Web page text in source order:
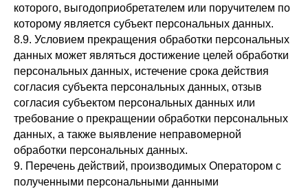
которого, выгодоприобретателем или поручителем по
которому является субъект персональных данных.
8.9. Условием прекращения обработки персональных
данных может являться достижение целей обработки
персональных данных, истечение срока действия
согласия субъекта персональных данных, отзыв
согласия субъектом персональных данных или
требование о прекращении обработки персональных
данных, а также выявление неправомерной
обработки персональных данных.
9. Перечень действий, производимых Оператором с
полученными персональными данными